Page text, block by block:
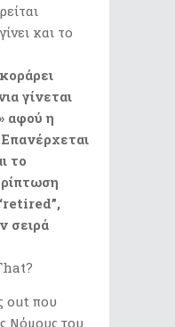
και το
γίνεται
αφού η
το
σειρά
out που
Νόμους του